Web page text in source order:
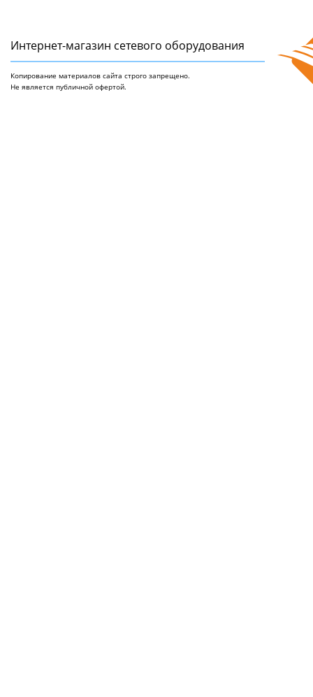
Интернет-магазин сетeвого оборудования
Копирование материалов сайта строго запрещено.
Не является публичной офертой.